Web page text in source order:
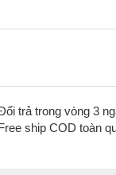
là nhà phân
v.v…
trả trong vòng 3
ship COD toàn